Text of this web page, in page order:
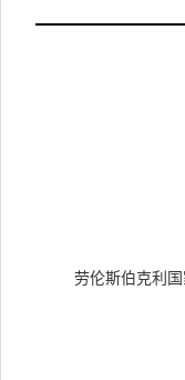
劳伦斯伯克利